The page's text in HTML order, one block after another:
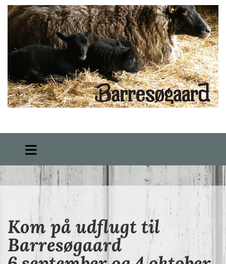
Kom på udflugt til
Barresøgaard